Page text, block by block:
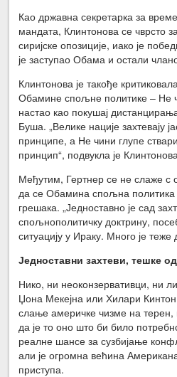
Као државна секретарка за
мандата, Клинтонова се чврсто
сиријске опозиције, иако је
је заступао Обама и остали
Клинтонова је такође
Обамине спољне политике – Не
настао као покушај
Буша. „Велике нације захтевају
принципе, а Не чини глупе
принцип“, подвукла је
Међутим, Гертнер се не слаже с
да се Обамина спољна
грешака. „Једноставно је сад
спољнополитичку доктрину,
ситуацију у Ираку. Много је теже
Једноставни захтеви, тешке
Нико, ни неоконзервативци, ни
Џона Мекејна или Хилари
слање америчке чизме на
да је то оно што би било
реалне шансе за сузбијање
али је огромна већина
приступа.